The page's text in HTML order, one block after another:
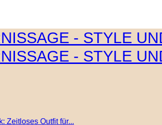
Zeitloses Outfit für...